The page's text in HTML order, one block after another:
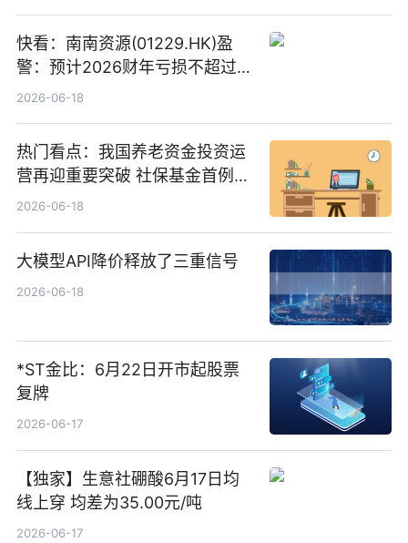
快看：南南资源(01229.HK)盈
警：预计2026财年亏损不超过
1000万港元
2026-06-18
热门看点：我国养老资金投资运
营再迎重要突破 社保基金首例期
货账户完成开立
2026-06-18
大模型API降价释放了三重信号
2026-06-18
*ST金比：6月22日开市起股票
复牌
2026-06-17
【独家】生意社硼酸6月17日均
线上穿 均差为35.00元/吨
2026-06-17